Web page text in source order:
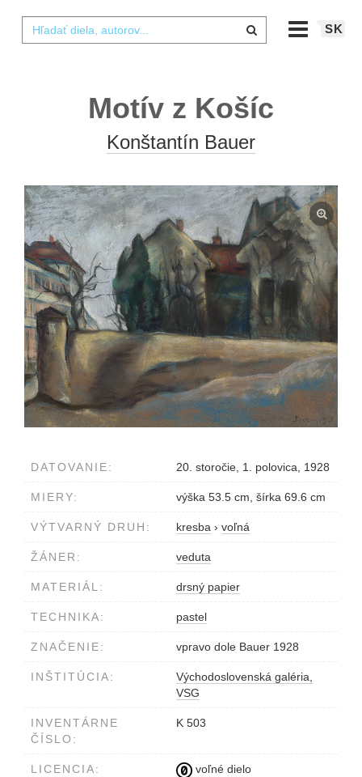
SK
Motív z Košíc
Konštantín Bauer
DATOVANIE: 20. storočie, 1. polovica, 1928
MIERY: výška 53.5 cm, šírka 69.6 cm
VÝTVARNÝ DRUH: kresba › voľná
ŽÁNER: veduta
MATERIÁL: drsný papier
TECHNIKA: pastel
ZNAČENIE: vpravo dole Bauer 1928
INŠTITÚCIA:
Východoslovenská galéria,
VSG
INVENTÁRNE
ČÍSLO:
K 503
LICENCIA: voľné dielo